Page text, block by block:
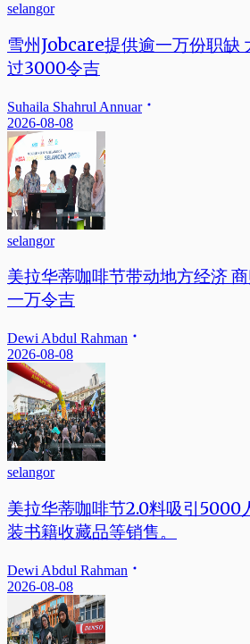
selangor
雪州Jobcare提供逾一万份职缺
过3000令吉
Suhaila Shahrul Annuar
2026-08-08
selangor
美拉华蒂咖啡节带动地方经济
一万令吉
Dewi Abdul Rahman
2026-08-08
selangor
美拉华蒂咖啡节2.0料吸引5000
装书籍收藏品等销售。
Dewi Abdul Rahman
2026-08-08